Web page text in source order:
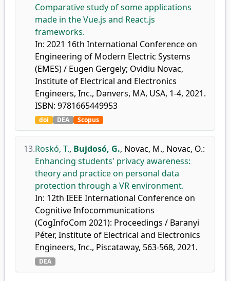
Comparative study of some applications
made in the Vue.js and React.js
frameworks.
In: 2021 16th International Conference on
Engineering of Modern Electric Systems
(EMES) / Eugen Gergely; Ovidiu Novac,
Institute of Electrical and Electronics
Engineers, Inc., Danvers, MA, USA, 1-4, 2021.
ISBN: 9781665449953
doi DEA Scopus
13.Roskó, T., Bujdosó, G., Novac, M., Novac, O.:
Enhancing students' privacy awareness:
theory and practice on personal data
protection through a VR environment.
In: 12th IEEE International Conference on
Cognitive Infocommunications
(CogInfoCom 2021): Proceedings / Baranyi
Péter, Institute of Electrical and Electronics
Engineers, Inc., Piscataway, 563-568, 2021.
DEA